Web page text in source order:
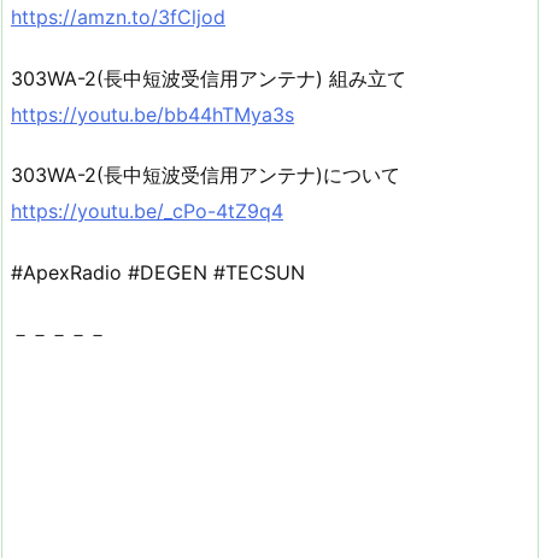
https://amzn.to/3fCljod
303WA-2(長中短波受信用アンテナ) 組み立て
https://youtu.be/bb44hTMya3s
303WA-2(長中短波受信用アンテナ)について
https://youtu.be/_cPo-4tZ9q4
#ApexRadio #DEGEN #TECSUN
－－－－－